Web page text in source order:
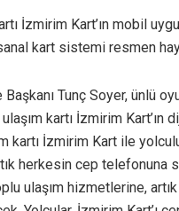
İzmirim Kart’ın mobil
kart sistemi resmen
Tunç Soyer, ünlü
ulaşım kartı İzmirim
kartı İzmirim Kart ile
herkesin cep telefonuna
ulaşım hizmetlerine,